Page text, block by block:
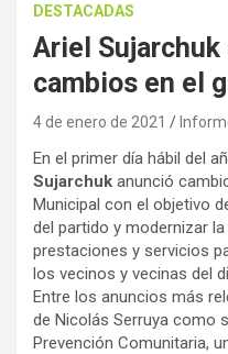
DESTACADAS
Ariel
cambios en el
4 de enero de 2021
En el primer día hábil del
Sujarchuk anunció
Municipal con el objetivo
del partido y modernizar
prestaciones y servicios
los vecinos y vecinas del
Entre los anuncios más
de Nicolás Serruya como
Prevención Comunitaria,